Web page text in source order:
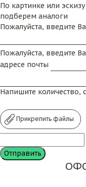
По картинке или
подберем аналоги
Пожалуйста, введите
Пожалуйста, введите
адресе почты
Напишите количество,
Прикрепить файлы